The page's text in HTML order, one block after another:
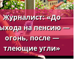
Журналист: «До
на пенсию —
огонь, после —
тлеющие угли»